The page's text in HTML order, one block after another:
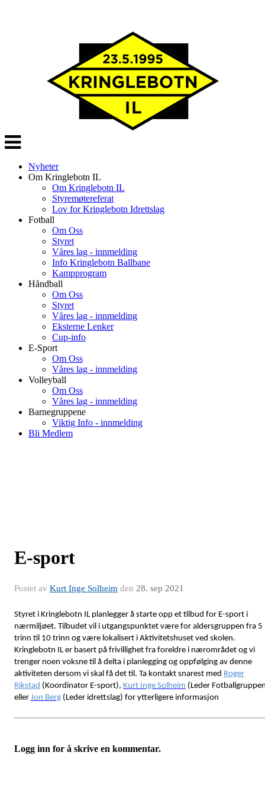
Veksle
navigasjon
Nyheter
Om Kringlebotn IL
Om Kringlebotn IL
Styremøtereferat
Lov for Kringlebotn Idrettslag
Fotball
Om Oss
Styret
Våres lag - innmelding
Info Kringlebotn Ballbane
Kampprogram
Håndball
Om Oss
Styret
Våres lag - innmelding
Eksterne Lenker
Cup-info
E-Sport
Om Oss
Våres lag - innmelding
Volleyball
Om Oss
Våres lag - innmelding
Barnegruppene
Viktig Info - innmelding
Bli Medlem
E-sport
Postet av Kurt Inge Solheim den 28. sep 2021
Styret i Kringlebotn IL planlegger å starte opp et tilbud for E-sport i
nærmiljøet. Tilbudet vil i utgangspunktet være for aldersgruppen fra 5
trinn til 10 trinn og være lokalisert i Aktivitetshuset ved skolen.
Kringlebotn IL er basert på frivillighet fra foreldre i nærområdet og vi
trenger noen voksne til å delta i planlegging og oppfølging av denne
aktiviteten dersom vi skal få det til. Ta kontakt snarest med Roger
Rikstad (Koordinator E-sport), Kurt Inge Solheim (Leder
eller Jon Berg (Leder idrettslag) for ytterligere informasjon
Logg inn for å skrive en kommentar.